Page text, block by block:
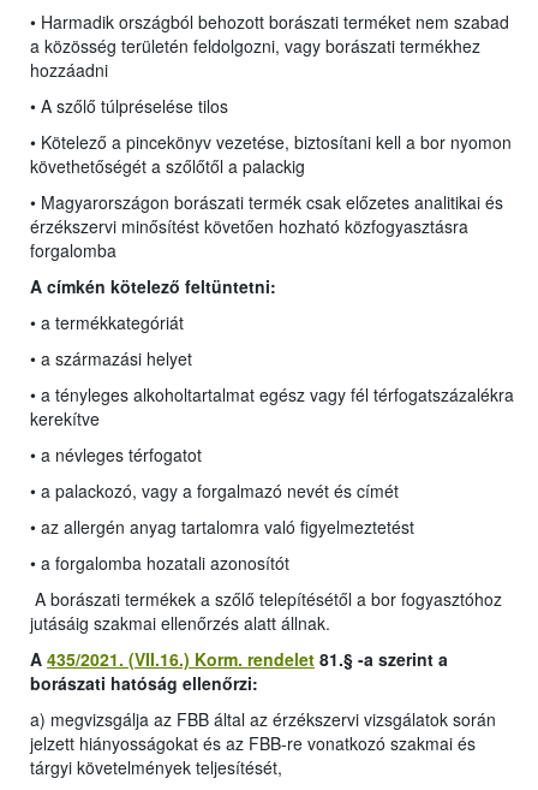
• Harmadik országból behozott borászati terméket nem szabad
a közösség területén feldolgozni, vagy borászati termékhez
hozzáadni
• A szőlő túlpréselése tilos
• Kötelező a pincekönyv vezetése, biztosítani kell a bor nyomon
követhetőségét a szőlőtől a palackig
• Magyarországon borászati termék csak előzetes analitikai és
érzékszervi minősítést követően hozható közfogyasztásra
forgalomba
A címkén kötelező feltüntetni:
• a termékkategóriát
• a származási helyet
• a tényleges alkoholtartalmat egész vagy fél térfogatszázalékra
kerekítve
• a névleges térfogatot
• a palackozó, vagy a forgalmazó nevét és címét
• az allergén anyag tartalomra való figyelmeztetést
• a forgalomba hozatali azonosítót
A borászati termékek a szőlő telepítésétől a bor fogyasztóhoz
jutásáig szakmai ellenőrzés alatt állnak.
A 435/2021. (VII.16.) Korm. rendelet 81.§ -a szerint a
borászati hatóság ellenőrzi:
a) megvizsgálja az FBB által az érzékszervi vizsgálatok során
jelzett hiányosságokat és az FBB-re vonatkozó szakmai és
tárgyi követelmények teljesítését,